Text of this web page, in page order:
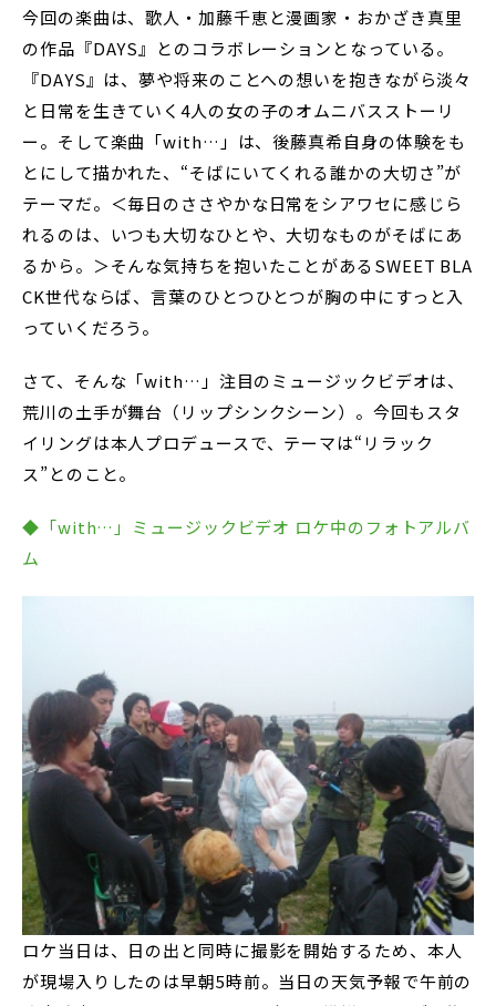
今回の楽曲は、歌人・加藤千恵と漫画家・おかざき真里
の作品『DAYS』とのコラボレーションとなっている。
『DAYS』は、夢や将来のことへの想いを抱きながら淡々
と日常を生きていく4人の女の子のオムニバスストーリ
ー。そして楽曲「with…」は、後藤真希自身の体験をも
とにして描かれた、“そばにいてくれる誰かの大切さ”が
テーマだ。＜毎日のささやかな日常をシアワセに感じら
れるのは、いつも大切なひとや、大切なものがそばにあ
るから。＞そんな気持ちを抱いたことがあるSWEET BLA
CK世代ならば、言葉のひとつひとつが胸の中にすっと入
っていくだろう。
さて、そんな「with…」注目のミュージックビデオは、
荒川の土手が舞台（リップシンクシーン）。今回もスタ
イリングは本人プロデュースで、テーマは“リラック
ス”とのこと。
◆「with…」ミュージックビデオ ロケ中のフォトアルバ
ム
ロケ当日は、日の出と同時に撮影を開始するため、本人
が現場入りしたのは早朝5時前。当日の天気予報で午前の